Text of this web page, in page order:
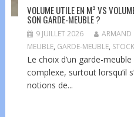
VOLUME UTILE EN M³ VS
SON GARDE-MEUBLE ?
9 JUILLET 2026 ARMAND
MEUBLE, GARDE-MEUBLE,
Le choix d’un garde-
complexe, surtout lorsqu’il
notions de...